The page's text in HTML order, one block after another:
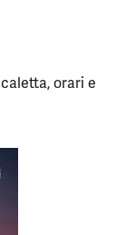
orari e